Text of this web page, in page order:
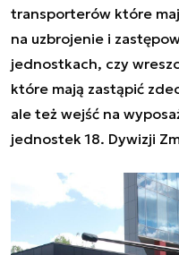
transporterów które
na uzbrojenie i
jednostkach, czy
które mają zastąpić
ale też wejść na
jednostek 18. Dywizji